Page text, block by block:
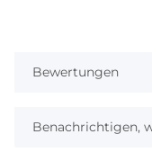
Bewertungen
Benachrichtigen,